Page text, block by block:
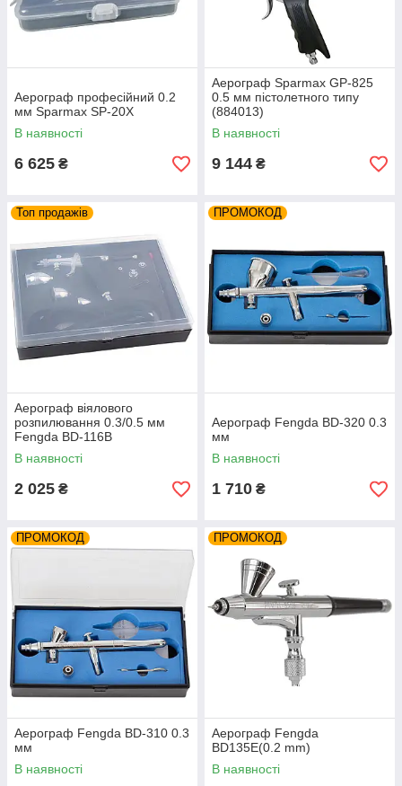
Аерограф професійний 0.2
мм Sparmax SP-20X
В наявності
6 625 ₴
Аерограф Sparmax GP-825
0.5 мм пістолетного типу
(884013)
В наявності
9 144 ₴
Топ продажів
Аерограф віялового
розпилювання 0.3/0.5 мм
Fengda BD-116B
В наявності
2 025 ₴
ПРОМОКОД
Аерограф Fengda BD-320 0.3
мм
В наявності
1 710 ₴
ПРОМОКОД
Аерограф Fengda BD-310 0.3
мм
В наявності
ПРОМОКОД
Аерограф Fengda
BD135E(0.2 mm)
В наявності